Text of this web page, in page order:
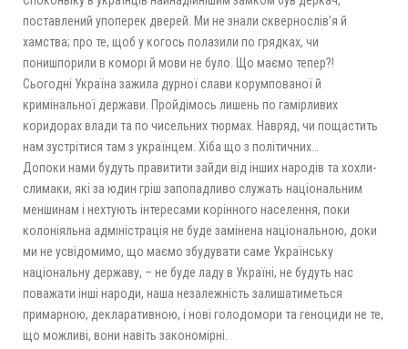
поставлений упоперек дверей. Ми не знали сквернослів’я й
хамства; про те, щоб у когось полазили по грядках, чи
понишпорили в коморі й мови не було. Що маємо тепер?!
Сьогодні Україна зажила дурної слави корумпованої й
кримінальної держави. Пройдімось лишень по гамірливих
коридорах влади та по чисельних тюрмах. Навряд, чи пощастить
нам зустрітися там з українцем. Хіба що з політичних…
Допоки нами будуть правитити зайди від інших народів та хохли-
слимаки, які за юдин гріш запопадливо служать національним
меншинам і нехтують інтересами корінного населення, поки
колоніяльна адміністрація не буде замінена національною, доки
ми не усвідомимо, що маємо збудувати саме Українську
національну державу, – не буде ладу в Україні, не будуть нас
поважати інші народи, наша незалежність залишатиметься
примарною, декларативною, і нові голодомори та геноциди не те,
що можливі, вони навіть закономірні.